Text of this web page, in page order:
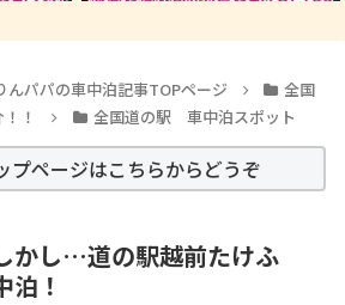
んパパの車中泊記事TOPページ
全国
！
全国道の駅 車中泊スポット
ページはこちらからどうぞ
かし…道の駅越前たけふ
泊！